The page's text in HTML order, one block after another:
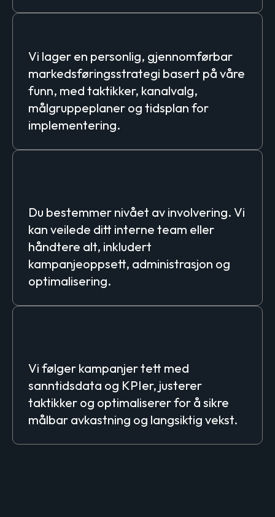
Vi lager en personlig, gjennomførbar
markedsføringsstrategi basert på våre
funn, med taktikker, kanalvalg,
målgruppeplaner og tidsplan for
implementering.
Du bestemmer nivået av involvering. Vi
kan veilede ditt interne team eller
håndtere alt, inkludert
kampanjeoppsett, administrasjon og
optimalisering.
Vi følger kampanjer tett med
sanntidsdata og KPIer, justerer
taktikker og optimaliserer for å sikre
målbar avkastning og langsiktig vekst.